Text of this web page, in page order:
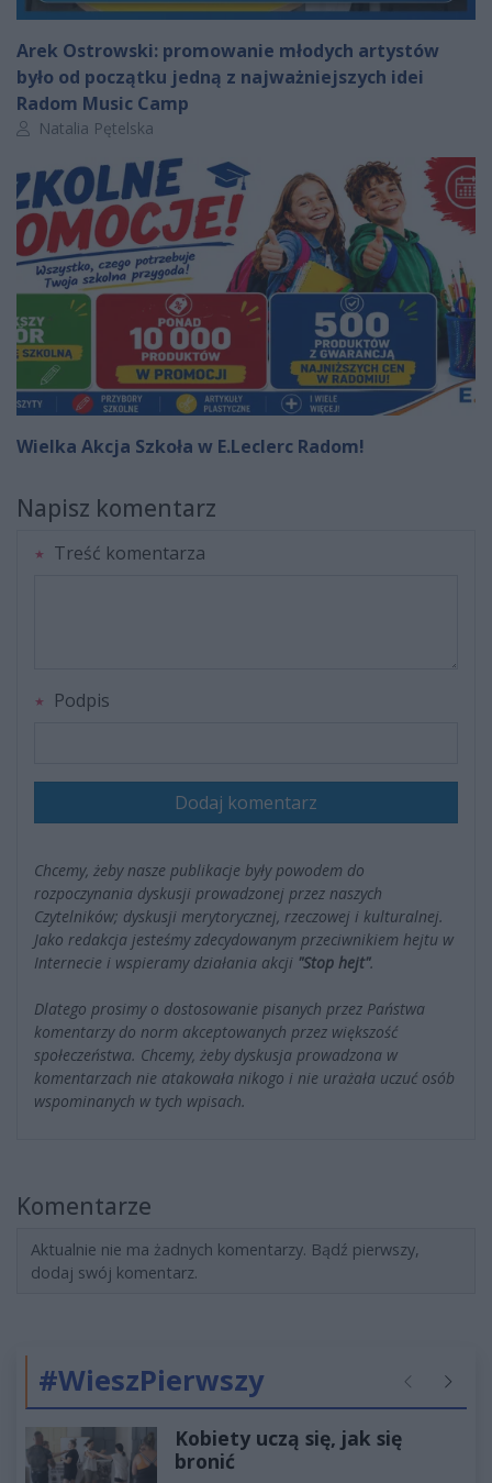
Arek Ostrowski: promowanie młodych artystów
było od początku jedną z najważniejszych idei
Radom Music Camp
Autor artykułu:
Natalia Pętelska
Wielka Akcja Szkoła w E.Leclerc Radom!
Napisz komentarz
Treść komentarza
Podpis
Dodaj komentarz
Chcemy, żeby nasze publikacje były powodem do
rozpoczynania dyskusji prowadzonej przez naszych
Czytelników; dyskusji merytorycznej, rzeczowej i kulturalnej.
Jako redakcja jesteśmy zdecydowanym przeciwnikiem hejtu w
Internecie i wspieramy działania akcji "Stop hejt".
Dlatego prosimy o dostosowanie pisanych przez Państwa
komentarzy do norm akceptowanych przez większość
społeczeństwa. Chcemy, żeby dyskusja prowadzona w
komentarzach nie atakowała nikogo i nie urażała uczuć osób
wspominanych w tych wpisach.
Komentarze
Aktualnie nie ma żadnych komentarzy. Bądź pierwszy,
dodaj swój komentarz.
#WieszPierwszy Poprzednie
Kobiety uczą się, jak się
bronić